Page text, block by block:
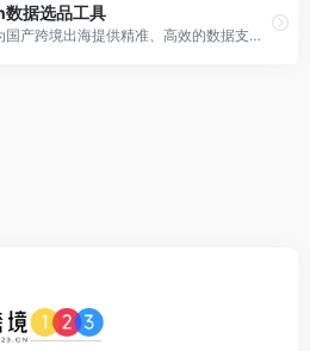
据选品工具
叠叠加是一个致力于为国产跨境出海提供精准、高效的数据支持的跨境电商一站式服务平台。